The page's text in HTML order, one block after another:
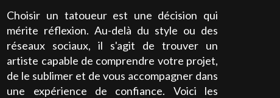
Choisir un tatoueur est une décision qui
mérite réflexion. Au-delà du style ou des
réseaux sociaux, il s'agit de trouver un
artiste capable de comprendre votre projet,
de le sublimer et de vous accompagner dans
une expérience de confiance. Voici les